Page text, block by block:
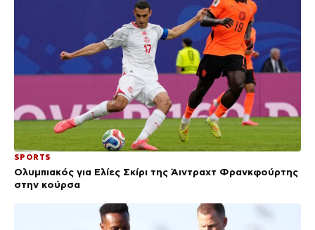
SPORTS
Ολυμπιακός για Ελίες Σκίρι της Άιντραχτ Φρανκφούρτης
στην κούρσα